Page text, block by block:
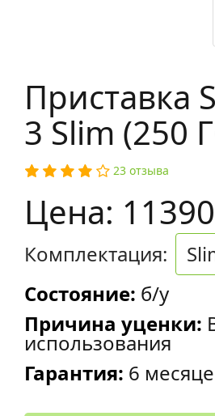
Приставка
3 Slim (250
23 отзыва
Цена:
Комплектация:
Состояние: б/у
Причина уценки:
использования
Гарантия: 6